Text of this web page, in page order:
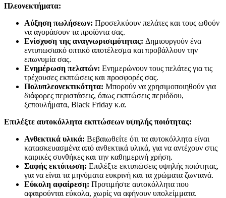
Πλεονεκτήματα:
Αύξηση πωλήσεων: Προσελκύουν πελάτες και τους ωθούν
να αγοράσουν τα προϊόντα σας.
Ενίσχυση της αναγνωρισιμότητας: Δημιουργούν ένα
εντυπωσιακό οπτικό αποτέλεσμα και προβάλλουν την
επωνυμία σας.
Ενημέρωση πελατών: Ενημερώνουν τους πελάτες για τις
τρέχουσες εκπτώσεις και προσφορές σας.
Πολυπλεονεκτικότητα: Μπορούν να χρησιμοποιηθούν για
διάφορες περιστάσεις, όπως εκπτώσεις περιόδου,
ξεπουλήματα, Black Friday κ.α.
Επιλέξτε αυτοκόλλητα εκπτώσεων υψηλής ποιότητας:
Ανθεκτικά υλικά: Βεβαιωθείτε ότι τα αυτοκόλλητα είναι
κατασκευασμένα από ανθεκτικά υλικά, για να αντέχουν στις
καιρικές συνθήκες και την καθημερινή χρήση.
Σαφής εκτύπωση: Επιλέξτε εκτυπώσεις υψηλής ποιότητας,
για να είναι τα μηνύματα ευκρινή και τα χρώματα ζωντανά.
Εύκολη αφαίρεση: Προτιμήστε αυτοκόλλητα που
αφαιρούνται εύκολα, χωρίς να αφήνουν υπολείμματα.